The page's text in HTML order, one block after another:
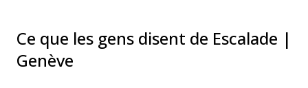
Ce que les gens disent de Escalade |
Genève